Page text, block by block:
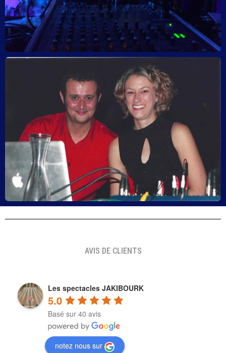
AVIS DE CLIENTS
Les spectacles JAKIBOURK
5.0
Basé sur 40 avis
notez nous sur